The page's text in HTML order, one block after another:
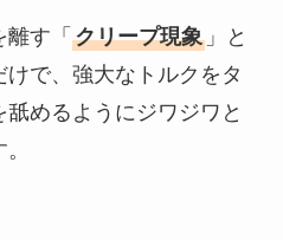
す「 クリープ現象」と
で、強大なトルクをタ
めるようにジワジワと